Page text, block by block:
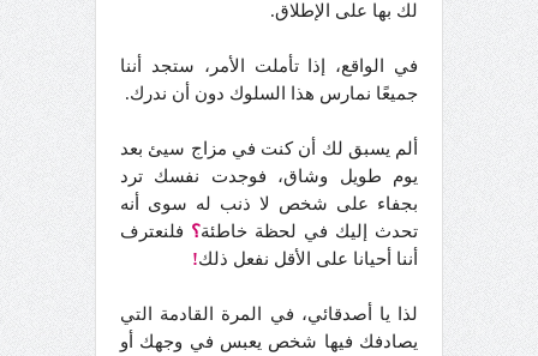
لك بها على الإطلاق.
في الواقع، إذا تأملت الأمر، ستجد أننا
جميعًا نمارس هذا السلوك دون أن ندرك.
ألم يسبق لك أن كنت في مزاج سيئ بعد
يوم طويل وشاق، فوجدت نفسك ترد
بجفاء على شخص لا ذنب له سوى أنه
تحدث إليك في لحظة خاطئة؟ فلنعترف
أننا أحيانا على الأقل نفعل ذلك!
لذا يا أصدقائي، في المرة القادمة التي
يصادفك فيها شخص يعبس في وجهك أو